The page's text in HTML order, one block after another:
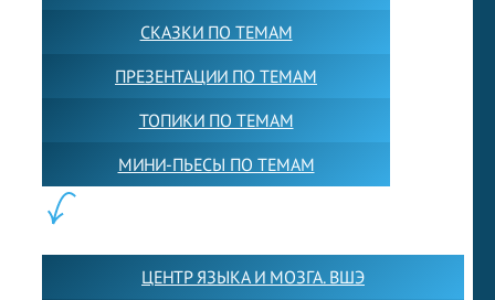
СКАЗКИ ПО ТЕМАМ
ПРЕЗЕНТАЦИИ ПО ТЕМАМ
ТОПИКИ ПО ТЕМАМ
МИНИ-ПЬЕСЫ ПО ТЕМАМ
ЦЕНТР ЯЗЫКА И МОЗГА. ВШЭ